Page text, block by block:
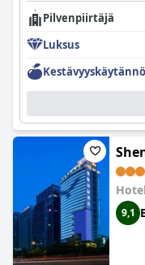
Pilvenpiirtäjä
Luksus
9,1